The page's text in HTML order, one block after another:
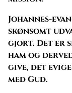
Johannes-
skønsomt
gjort. Det er
ham og
give, det evige
med Gud.